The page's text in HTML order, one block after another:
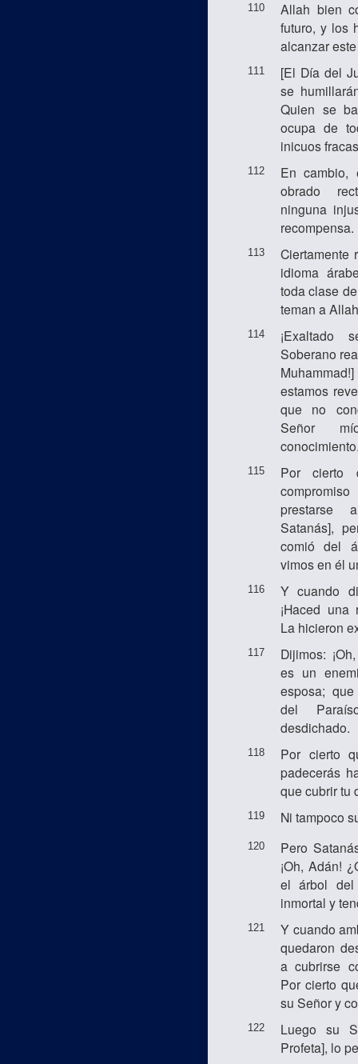
110
Allah bien
futuro, y los
alcanzar
111
[El Día del
se
Quien se
ocupa de
inicuos
112
En cambio,
obrado
ninguna
recompensa.
113
Ciertamente
idioma
toda clase
teman a
114
¡Exaltado
Soberano
estamos
que no
Señor
115
Por cierto
prestarse
Satanás],
comió del
vimos en él
116
Y cuando
¡Haced una
La hicieron
117
Dijimos:
es un
esposa;
del
desdichado.
118
Por cierto
padecerás
que cubrir tu
119 Ni tampoco
120
Pero
¡Oh, Adán!
el árbol
inmortal y
121
Y cuando
quedaron
a cubrirse
Por cierto
su Señor y
122
Luego su
Profeta], lo